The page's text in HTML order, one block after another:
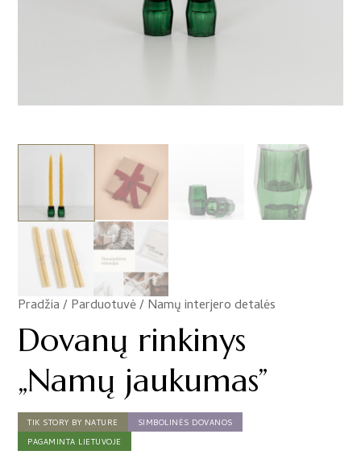
Pradžia/Parduotuvė/Namų interjero detalės
/
Dovanų rinkinys
„Namų jaukumas”
TIK STORY BY NATURE
SIMBOLINĖS DOVANOS
PAGAMINTA LIETUVOJE